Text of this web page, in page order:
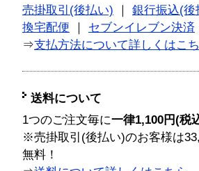
売掛取引(後払い)
銀行振込(後
換宅配便
セブンイレブン決済
⇒支払方法について詳しくはこ
送料について
1つのご注文毎に一律1,100円(税
※売掛取引(後払い)のお客様は
無料！